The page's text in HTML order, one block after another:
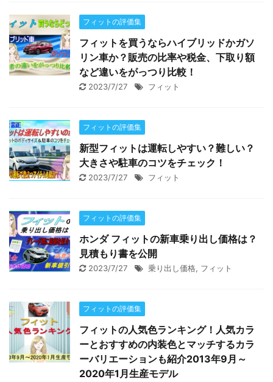
フィットの評価集
フィットを買うならハイブリッドかガソ
リン車か？販売の比率や税金、下取り額
など違いをがっつり比較！
2023/7/27 フィット
フィットの評価集
新型フィットは運転しやすい？難しい？
大きさや駐車のコツをチェック！
2023/7/27 フィット
フィットの評価集
ホンダ フィットの新車乗り出し価格は？
見積もり書を公開
2023/7/27 乗り出し価格, フィット
フィットの評価集
フィットの人気色ランキング！人気カラ
ーとおすすめの内装色とマッチするカラ
ーバリエーションも紹介2013年9月～
2020年1月生産モデル